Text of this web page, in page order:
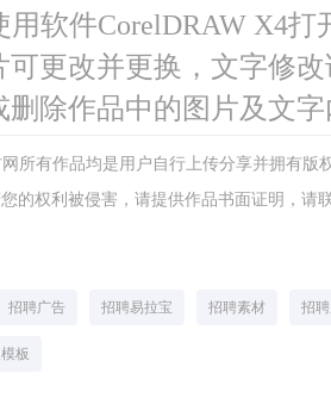
用软件CorelDRAW X4
可更改并更换，文字修
删除作品中的图片及文
所有作品均是用户自行上传分享并拥有版
的权利被侵害，请提供作品书面证明，请
招聘广告 招聘易拉宝 招聘素材 招
板